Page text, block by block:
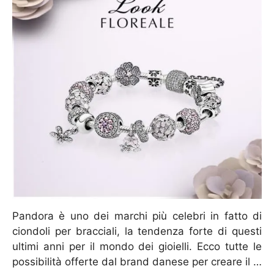
Pandora è uno dei marchi più celebri in fatto di
ciondoli per bracciali, la tendenza forte di questi
ultimi anni per il mondo dei gioielli. Ecco tutte le
possibilità offerte dal brand danese per creare il …